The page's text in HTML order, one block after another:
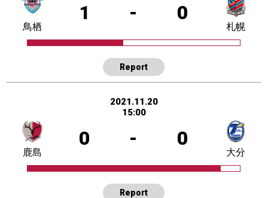
1 - 0
鳥栖 札幌
Report
2021.11.20
15:00
0 - 0
鹿島 大分
Report